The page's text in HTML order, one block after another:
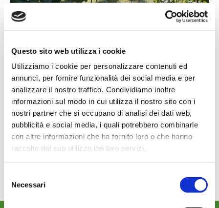
Questo sito web utilizza i cookie
Utilizziamo i cookie per personalizzare contenuti ed
annunci, per fornire funzionalità dei social media e per
analizzare il nostro traffico. Condividiamo inoltre
informazioni sul modo in cui utilizza il nostro sito con i
nostri partner che si occupano di analisi dei dati web,
pubblicità e social media, i quali potrebbero combinarle
con altre informazioni che ha fornito loro o che hanno
raccolto dal suo utilizzo dei loro servizi.
delNecessari
A complete optional’s range for Irriland’s products, to
satisfy all your needs.